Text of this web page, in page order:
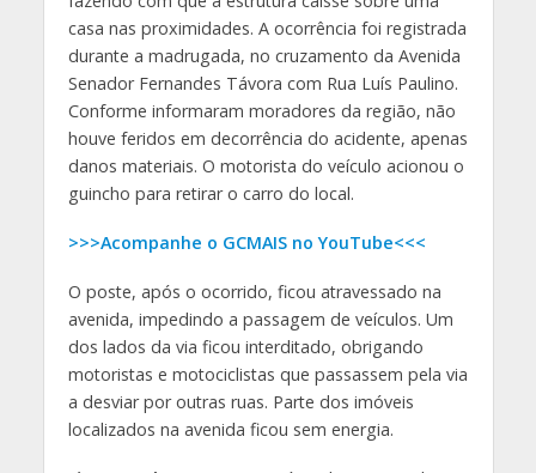
casa nas proximidades. A ocorrência foi registrada
durante a madrugada, no cruzamento da Avenida
Senador Fernandes Távora com Rua Luís Paulino.
Conforme informaram moradores da região, não
houve feridos em decorrência do acidente, apenas
danos materiais. O motorista do veículo acionou o
guincho para retirar o carro do local.
>>>Acompanhe o GCMAIS no YouTube<<<
O poste, após o ocorrido, ficou atravessado na
avenida, impedindo a passagem de veículos. Um
dos lados da via ficou interditado, obrigando
motoristas e motociclistas que passassem pela via
a desviar por outras ruas. Parte dos imóveis
localizados na avenida ficou sem energia.